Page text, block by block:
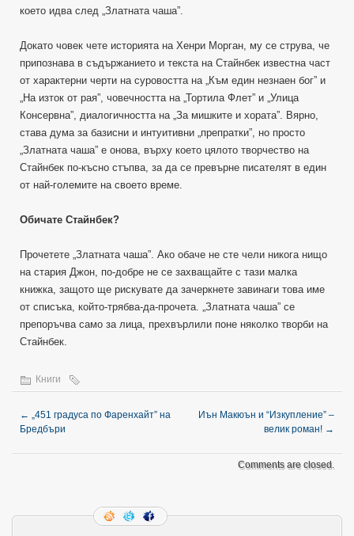
което идва след „Златната чаша”.
Докато човек чете историята на Хенри Морган, му се струва, че
припознава в съдържанието и текста на Стайнбек известна част
от характерни черти на суровостта на „Към един незнаен бог” и
„На изток от рая”, човечността на „Тортила Флет” и „Улица
Консервна”, диалогичността на „За мишките и хората”. Вярно,
става дума за базисни и интуитивни „препратки”, но просто
„Златната чаша” е онова, върху което цялото творчество на
Стайнбек по-късно стъпва, за да се превърне писателят в един
от най-големите на своето време.
Обичате Стайнбек?
Прочетете „Златната чаша”. Ако обаче не сте чели никога нищо
на стария Джон, по-добре не се захващайте с тази малка
книжка, защото ще рискувате да зачеркнете завинаги това име
от списъка, който-трябва-да-прочета. „Златната чаша” се
препоръчва само за лица, прехвърлили поне няколко творби на
Стайнбек.
Книги
←
„451 градуса по Фаренхайт” на
Бредбъри
Иън Макюън и “Изкупление” –
велик роман! →
Comments are closed.